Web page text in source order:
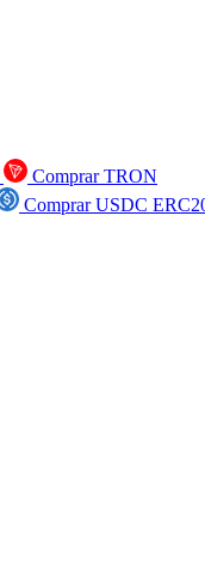
Comprar TRON
Comprar USDC